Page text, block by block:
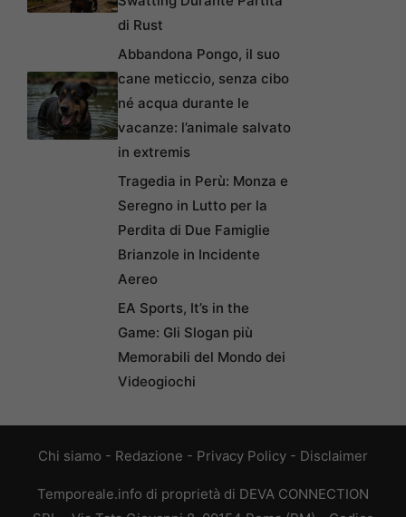
di Rust
Abbandona Pongo, il suo
cane meticcio, senza cibo
né acqua durante le
vacanze: l’animale salvato
in extremis
Tragedia in Perù: Monza e
Seregno in Lutto per la
Perdita di Due Famiglie
Brianzole in Incidente
Aereo
EA Sports, It’s in the
Game: Gli Slogan più
Memorabili del Mondo dei
Videogiochi
Chi siamo - Redazione - Privacy Policy - Disclaimer
Temporeale.info di proprietà di DEVA CONNECTION